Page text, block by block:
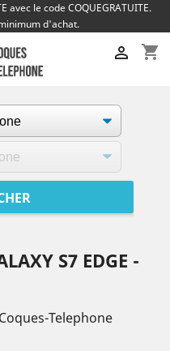
avec le code COQUEGRATUITE.
d'achat.
shopping_cart

S7 EDGE -
Coques-Telephone